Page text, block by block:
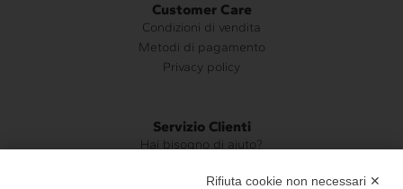
Customer Care
Condizioni di vendita
Metodi di pagamento
Privacy policy
Servizio Clienti
Hai bisogno di aiuto?
+39 0341 930209Rifiuta cookie non necessari ✕